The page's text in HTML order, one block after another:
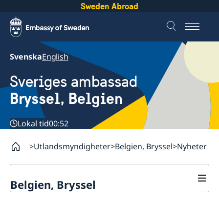
Sweden Abroad
SvenskaEnglish
Sveriges ambassad
Bryssel, Belgien
Lokal tid00:52
Utlandsmyndigheter Belgien, Bryssel Nyheter
Belgien, Bryssel